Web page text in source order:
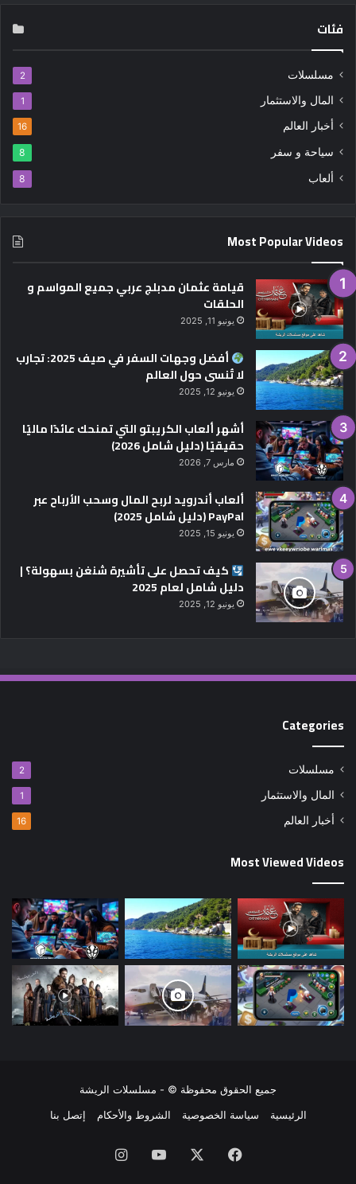
فئات
مسلسلات 2
المال والاستثمار 1
أخبار العالم 16
سياحة و سفر 8
ألعاب 8
Most Popular Videos
قيامة عثمان مدبلج عربي جميع المواسم و
الحلقات
يونيو 11, 2025
أفضل وجهات السفر في صيف 2025: تجارب
لا تُنسى حول العالم
يونيو 12, 2025
أشهر ألعاب الكريبتو التي تمنحك عائدًا ماليًا
حقيقيًا (دليل شامل 2026)
مارس 7, 2026
ألعاب أندرويد لربح المال وسحب الأرباح عبر
PayPal (دليل شامل 2025)
يونيو 15, 2025
كيف تحصل على تأشيرة شنغن بسهولة؟ |
دليل شامل لعام 2025
يونيو 12, 2025
Categories
مسلسلات 2
المال والاستثمار 1
أخبار العالم 16
Most Viewed Videos
جميع الحقوق محفوظة © - مسلسلات الريشة
الرئيسية
سياسة الخصوصية الشروط والأحكام إتصل بنا
فيسبوك ‫YouTubeانستقرام